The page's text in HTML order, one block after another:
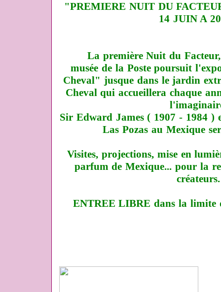
"PREMIERE NUIT DU
14 JUIN A
La première Nuit du
musée de la Poste poursuit
Cheval" jusque dans le jardin
Cheval qui accueillera chaque
Sir Edward James ( 1907 - 1984 )
Las Pozas au Mexique
Visites, projections, mise en
parfum de Mexique... pour la
créateurs.
ENTREE LIBRE dans la limite